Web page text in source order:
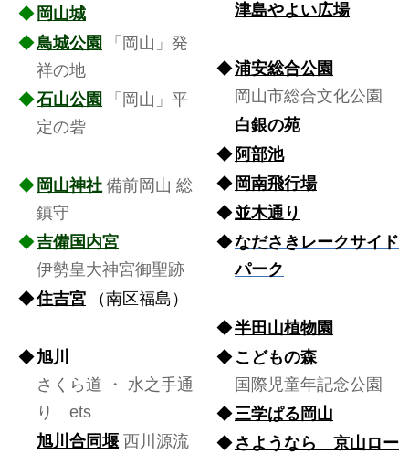
◆ 岡山城
◆鳥城公園
「岡山」発
祥の地
◆石山公園
「岡山」平
定の砦
◆ 岡山神社 備前岡山 総
鎮守
◆吉備国内宮
伊勢皇大神宮御聖跡
◆住吉宮
（南区福島）
◆旭川
さくら道 ・ 水之手通
り ets
旭川合同堰 西川源流
津島やよい広場
◆浦安総合公園
岡山市総合文化公園
白銀の苑
◆ 阿部池
◆ 岡南飛行場
◆並木通り
◆なださきレークサイド
パーク
◆半田山植物園
◆ こどもの森
国際児童年記念公園
◆三学ぱる岡山
◆ さようなら 京山ロー